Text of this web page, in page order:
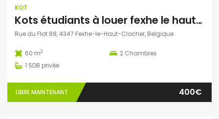
KOT
Kots étudiants à louer fexhe le haut clocher
Rue du Flot 88, 4347 Fexhe-le-Haut-Clocher, Belgique
60 m2 2 Chambres
1 SDB privée
LIBRE MAINTENANT 400€